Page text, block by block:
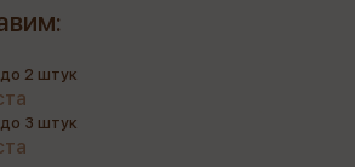
2 штук
3 штук